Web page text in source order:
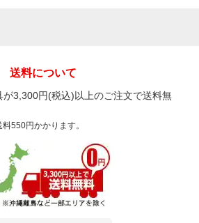
送料について
が3,300円(税込)以上のご注文で送料無
550円かかります。